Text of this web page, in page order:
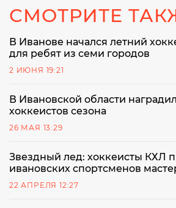
СМОТРИТЕ
В Иванове начался летний
для ребят из семи городов
2 ИЮНЯ 19:21
В Ивановской области
хоккеистов сезона
26 МАЯ 13:29
Звездный лед: хоккеисты КХЛ
ивановских спортсменов
22 АПРЕЛЯ 12:27